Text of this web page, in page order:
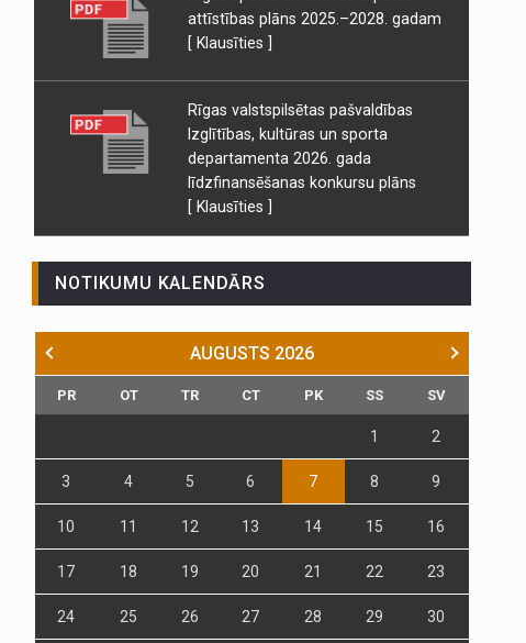
attīstības plāns 2025.–2028. gadam
[ Klausīties ]
Rīgas valstspilsētas pašvaldības
Izglītības, kultūras un sporta
departamenta 2026. gada
līdzfinansēšanas konkursu plāns
[ Klausīties ]
NOTIKUMU KALENDĀRS
AUGUSTS 2026
PR OT TR CT PK SS SV
1 2
3 4 5 6 7 8 9
10 11 12 13 14 15 16
17 18 19 20 21 22 23
24 25 26 27 28 29 30